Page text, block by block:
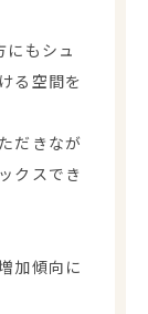
もシュ
る空間を
だきなが
クスでき
加傾向に